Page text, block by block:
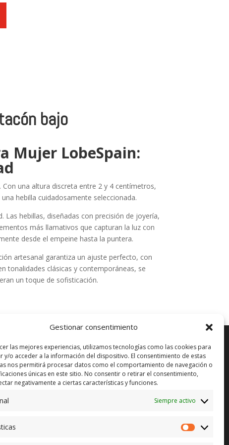
Gestionar consentimiento
las mejores experiencias, utilizamos tecnologías como las cookies para
y/o acceder a la información del dispositivo. El consentimiento de estas
nos permitirá procesar datos como el comportamiento de navegación o
únicas en este sitio. No consentir o retirar el consentimiento,
negativamente a ciertas características y funciones.
Siempre activo
bajo
Mujer LobeSpain:
una altura discreta entre 2 y 4 centímetros,
hebilla cuidadosamente seleccionada.
Las hebillas, diseñadas con precisión de joyería,
más llamativos que capturan la luz con
desde el empeine hasta la puntera.
artesanal garantiza un ajuste perfecto, con
tonalidades clásicas y contemporáneas, se
un toque de sofisticación.
ENVÍO GRATUITO*